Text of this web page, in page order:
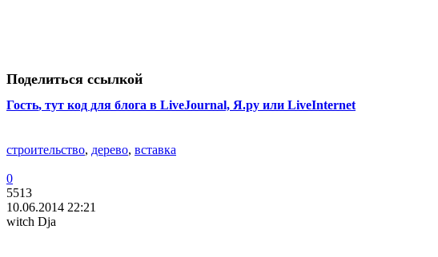
Поделиться ссылкой
Гость, тут код для блога в LiveJournal, Я.ру или LiveInternet
строительство, дерево, вставка
0
5513
10.06.2014 22:21
witch Dja